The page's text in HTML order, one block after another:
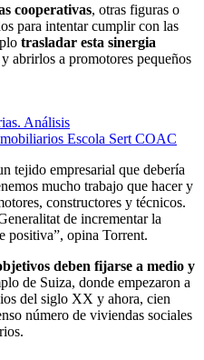
cooperativas, otras figuras o
para intentar cumplir con las
trasladar esta sinergia
y abrirlos a promotores pequeños
Análisis
tejido empresarial que debería
mucho trabajo que hacer y
constructores y técnicos.
de incrementar la
positiva”, opina Torrent.
deben fijarse a medio y
de Suiza, donde empezaron a
del siglo XX y ahora, cien
número de viviendas sociales